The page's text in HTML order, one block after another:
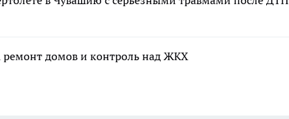
ремонт домов и контроль над ЖКХ